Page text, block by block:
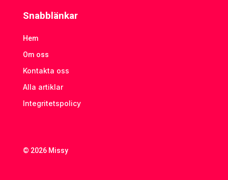
Snabblänkar
Hem
Om oss
Kontakta oss
Alla artiklar
Integritetspolicy
© 2026 Missy